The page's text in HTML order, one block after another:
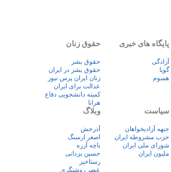
پایگاه های خبری
آزادگی
گویا
همبوم
حقوق زنان
حقوق بشر
حقوق بشر در ایران
زنان ايران پرس نيوز
عدالت برای ایران
کمیته دانشجویی دفاع
هرانا
سیاست
جبهه آزادیخواهان
حزب مشروطه ایران
شورای ملی ایران
ملیون ایران
وبلاگ
آذرخش
اصغر ارسنگ
باچه آزره
حسین یزدانی
رستاخیز
عضر روشنگری